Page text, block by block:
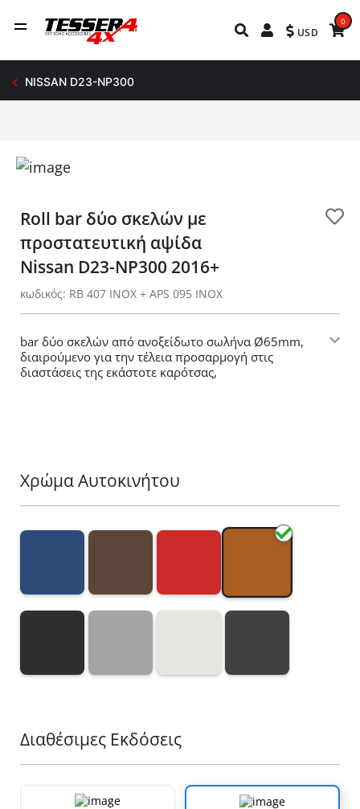
USD
0
NISSAN D23-NP300
Roll bar δύο σκελών με
προστατευτική αψίδα
Nissan D23-NP300 2016+
κωδικός: RB 407 INOX + APS 095 INOX
bar δύο σκελών από ανοξείδωτο σωλήνα Ø65mm,
διαιρούμενο για την τέλεια προσαρμογή στις
διαστάσεις της εκάστοτε καρότσας,
Χρώμα Αυτοκινήτου
Διαθέσιμες Εκδόσεις